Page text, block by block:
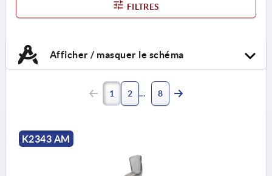
FILTRES
Afficher / masquer le schéma
1 2 8
K2343 AM